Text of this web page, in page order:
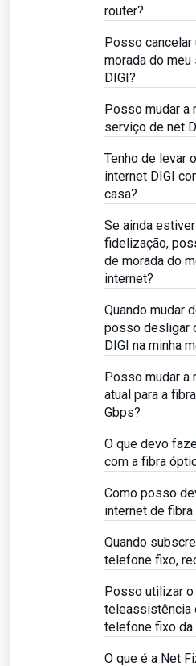
router?
Posso cancelar
morada do
DIGI?
Posso mudar a
serviço de net
Tenho de levar
internet DIGI
casa?
Se ainda
fidelização,
de morada do
internet?
Quando mudar
posso desligar
DIGI na minha
Posso mudar a
atual para a
Gbps?
O que devo
com a fibra
Como posso
internet de fibra
Quando
telefone fixo,
Posso utilizar
teleassistência
telefone fixo da
O que é a Net